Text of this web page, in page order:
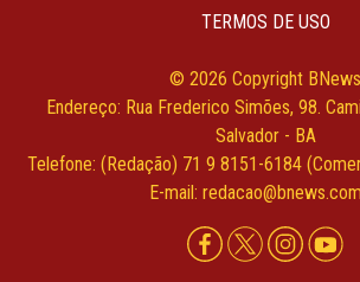
TERMOS DE USO
© 2026 Copyright BNews
Endereço: Rua Frederico Simões, 98.
Salvador - BA
Telefone: (Redação) 71 9 8151-6184
E-mail: